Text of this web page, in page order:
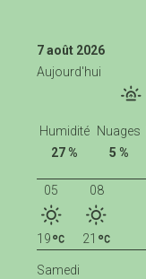
7 août 2026
Aujourd'hui
Humidité
27 %
Nuages
5 %
05
19
08
21
Samedi